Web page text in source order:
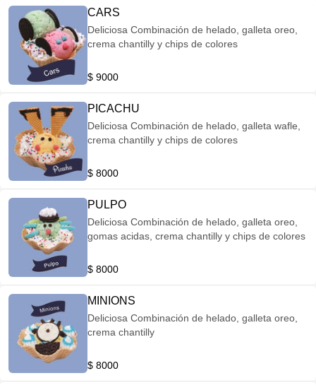
CARS
Deliciosa Combinación de helado, galleta oreo,
crema chantilly y chips de colores
$ 9000
PICACHU
Deliciosa Combinación de helado, galleta wafle,
crema chantilly y chips de colores
$ 8000
PULPO
Deliciosa Combinación de helado, galleta oreo,
gomas acidas, crema chantilly y chips de colores
$ 8000
MINIONS
Deliciosa Combinación de helado, galleta oreo,
crema chantilly
$ 8000